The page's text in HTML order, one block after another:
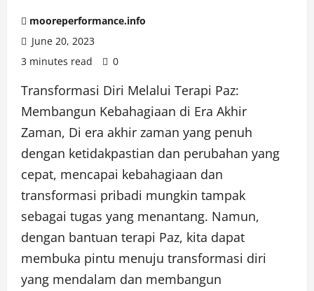
mooreperformance.info
June 20, 2023
3 minutes read
0
Transformasi Diri Melalui Terapi Paz:
Membangun Kebahagiaan di Era Akhir
Zaman, Di era akhir zaman yang penuh
dengan ketidakpastian dan perubahan yang
cepat, mencapai kebahagiaan dan
transformasi pribadi mungkin tampak
sebagai tugas yang menantang. Namun,
dengan bantuan terapi Paz, kita dapat
membuka pintu menuju transformasi diri
yang mendalam dan membangun